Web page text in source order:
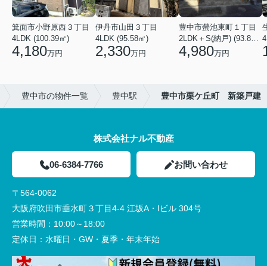
箕面市小野原西３丁目
4LDK (100.39㎡)
4,180万円
伊丹市山田３丁目
4LDK (95.58㎡)
2,330万円
豊中市螢池東町１丁目
2LDK＋S(納戸) (93.81㎡)
4,980万円
豊中市の物件一覧 豊中駅 豊中市栗ケ丘町 新築戸建
株式会社ナル不動産
06-6384-7766 お問い合わせ
〒564-0062
大阪府吹田市垂水町３丁目4-4 江坂A・Iビル 304号
営業時間： 10:00～18:00
定休日： 水曜日・GW・夏季・年末年始